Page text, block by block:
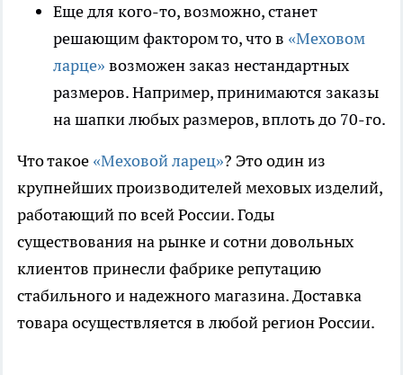
Еще для кого-то, возможно, станет
решающим фактором то, что в «Меховом
ларце» возможен заказ нестандартных
размеров. Например, принимаются заказы
на шапки любых размеров, вплоть до 70-го.
Что такое «Меховой ларец»? Это один из
крупнейших производителей меховых изделий,
работающий по всей России. Годы
существования на рынке и сотни довольных
клиентов принесли фабрике репутацию
стабильного и надежного магазина. Доставка
товара осуществляется в любой регион России.